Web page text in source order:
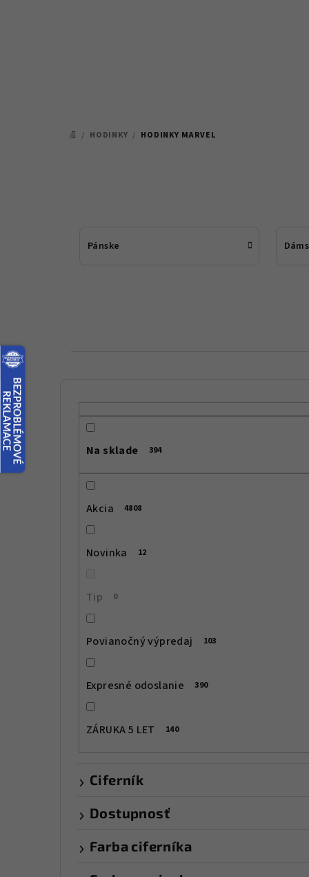
DOMOV
/ HODINKY / HODINKY MARVEL
Pánske
Na sklade 394
Akcia 4808
Novinka 12
Tip 0
Povianočný výpredaj 103
Expresné odoslanie 390
ZÁRUKA 5 LET 140
Ciferník
Dostupnosť
Farba ciferníka